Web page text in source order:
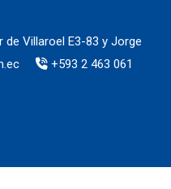
de Villaroel E3-83 y Jorge
+593 2 463 061